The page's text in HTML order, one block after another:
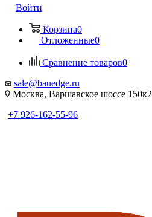
Войти
Корзина0
Отложенные0
Сравнение товаров0
sale@bauedge.ru
Москва, Варшавское шоссе 150к2
+7 926-162-55-96